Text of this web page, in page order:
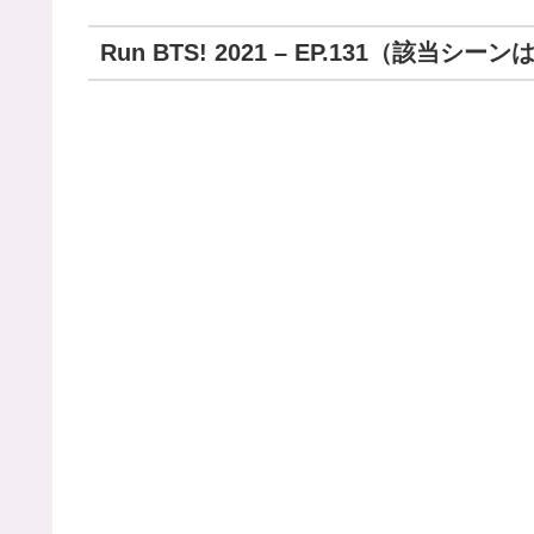
Run BTS! 2021 – EP.131（該当シーンは